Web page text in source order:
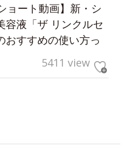
ョート動画】新・シ
容液「ザ リンクルセ
おすすめの使い方っ
5411 view